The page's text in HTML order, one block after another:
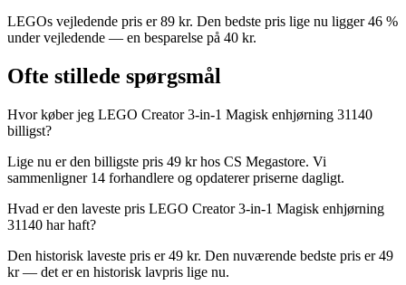
LEGOs vejledende pris er 89 kr. Den bedste pris lige nu ligger 46 %
under vejledende — en besparelse på 40 kr.
Ofte stillede spørgsmål
Hvor køber jeg LEGO Creator 3-in-1 Magisk enhjørning 31140
billigst?
Lige nu er den billigste pris 49 kr hos CS Megastore. Vi
sammenligner 14 forhandlere og opdaterer priserne dagligt.
Hvad er den laveste pris LEGO Creator 3-in-1 Magisk enhjørning
31140 har haft?
Den historisk laveste pris er 49 kr. Den nuværende bedste pris er 49
kr — det er en historisk lavpris lige nu.